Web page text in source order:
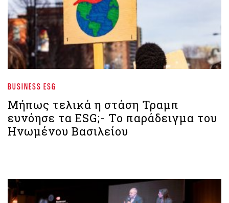
BUSINESS ESG
Μήπως τελικά η στάση Τραμπ
ευνόησε τα ESG;- Το παράδειγμα του
Ηνωμένου Βασιλείου